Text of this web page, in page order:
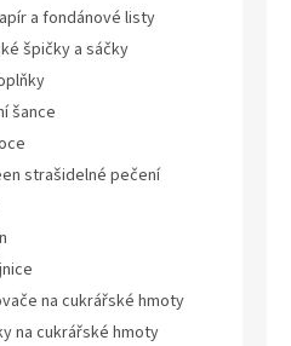
a fondánové listy
špičky a sáčky
šance
strašidelné pečení
na cukrářské hmoty
na cukrářské hmoty